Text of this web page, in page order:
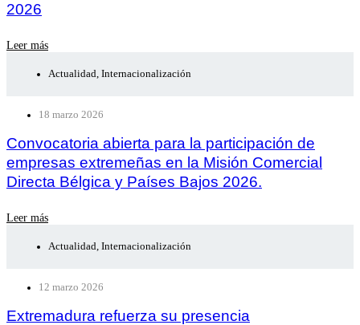
2026
Leer más
Actualidad, Internacionalización
18 marzo 2026
Convocatoria abierta para la participación de
empresas extremeñas en la Misión Comercial
Directa Bélgica y Países Bajos 2026.
Leer más
Actualidad, Internacionalización
12 marzo 2026
Extremadura refuerza su presencia